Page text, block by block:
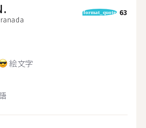
format_quote 63
絵文字